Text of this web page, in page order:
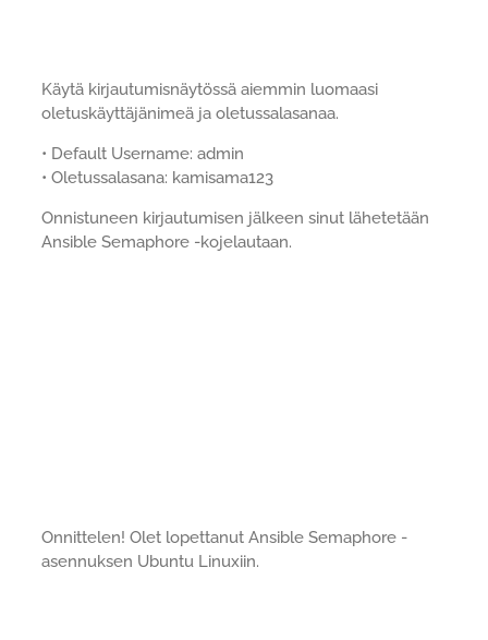
Käytä kirjautumisnäytössä aiemmin luomaasi
oletuskäyttäjänimeä ja oletussalasanaa.
• Default Username: admin
• Oletussalasana: kamisama123
Onnistuneen kirjautumisen jälkeen sinut lähetetään
Ansible Semaphore -kojelautaan.
Onnittelen! Olet lopettanut Ansible Semaphore -
asennuksen Ubuntu Linuxiin.